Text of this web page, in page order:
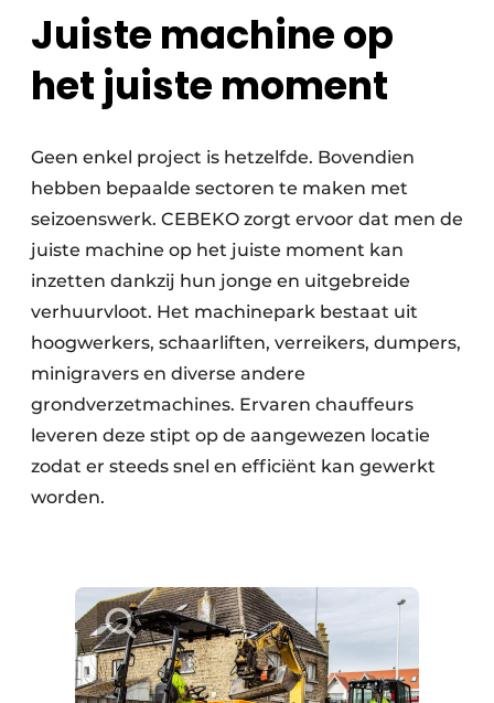
Juiste machine op
het juiste moment
Geen enkel project is hetzelfde. Bovendien
hebben bepaalde sectoren te maken met
seizoenswerk. CEBEKO zorgt ervoor dat men de
juiste machine op het juiste moment kan
inzetten dankzij hun jonge en uitgebreide
verhuurvloot. Het machinepark bestaat uit
hoogwerkers, schaarliften, verreikers, dumpers,
minigravers en diverse andere
grondverzetmachines. Ervaren chauffeurs
leveren deze stipt op de aangewezen locatie
zodat er steeds snel en efficiënt kan gewerkt
worden.